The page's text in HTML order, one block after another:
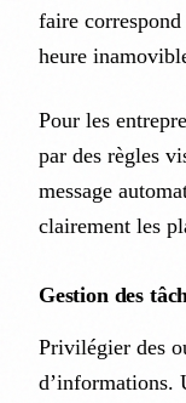
faire
heure
Pour les
par des règles
message
clairement les
Gestion des
Privilégier des
d’informations.